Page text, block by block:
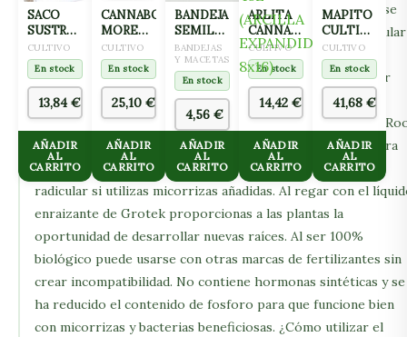
trigo. Con Root Force la estructura secundaria de la raíz se
desarrolla rápido y con vigor. Una buena estructura radicular
desde la primera etapa de vida es la clave del éxito en el
cultivo de marihuana. La fórmula única de este estimulador
radicular proporciona también una protección contra el
estrés hídrico (sequia) o deshidratación por los estomas.
force es compatible con cepas de hongos beneficiosos para
las raíces y bacterias. Root force es el mejor estimulador
radicular si utilizas micorrizas añadidas. Al regar con el
enraizante de Grotek proporcionas a las plantas la
oportunidad de desarrollar nuevas raíces. Al ser 100%
biológico puede usarse con otras marcas de fertilizantes sin
crear incompatibilidad. No contiene hormonas sintéticas y se
ha reducido el contenido de fosforo para que funcione bien
con micorrizas y bacterias beneficiosas. ¿Cómo utilizar el
SACO
SUSTRATO
JIFFY 70L
CULTIVO
En stock
13,84 €
AÑADIR
AL
CARRITO
CANNABOOM
MORE
MASS 1L
CULTIVO
En stock
25,10€
AÑADIR
AL
CARRITO
BANDEJA
SEMILLERO
PARA
GERMINACIÓN
24
ALVEOLOS
BANDEJAS
Y MACETAS
En stock
4,56€
AÑADIR
AL
CARRITO
ARLITA
CANNA
AQUA
CLAY
PEBLES
45L
(ARCILLA
EXPANDIDA
8×16)
CULTIVO
En stock
14,42€
AÑADIR
AL
CARRITO
MAPITO
CULTIWOOL
80L
CULTIVO
En stock
41,68€
AÑADIR
AL
CARRITO